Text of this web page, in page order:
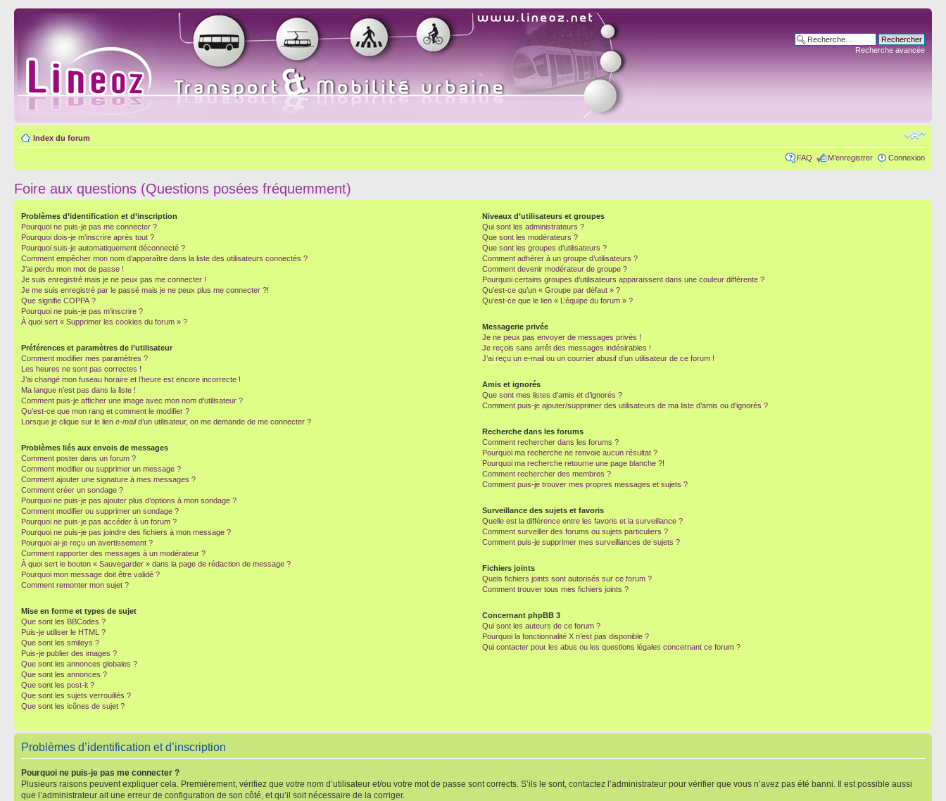
Recherche avancée
Index du forum
FAQ M’enregistrer Connexion
Foire aux questions (Questions posées fréquemment)
Problèmes d’identification et d’inscription
Pourquoi ne puis-je pas me connecter ?
Pourquoi dois-je m’inscrire après tout ?
Pourquoi suis-je automatiquement déconnecté ?
Comment empêcher mon nom d’apparaître dans la liste des utilisateurs connectés ?
J’ai perdu mon mot de passe !
Je suis enregistré mais je ne peux pas me connecter !
Je me suis enregistré par le passé mais je ne peux plus me connecter ?!
Que signifie COPPA ?
Pourquoi ne puis-je pas m’inscrire ?
À quoi sert « Supprimer les cookies du forum » ?
Préférences et paramètres de l’utilisateur
Comment modifier mes paramètres ?
Les heures ne sont pas correctes !
J’ai changé mon fuseau horaire et l’heure est encore incorrecte !
Ma langue n’est pas dans la liste !
Comment puis-je afficher une image avec mon nom d’utilisateur ?
Qu’est-ce que mon rang et comment le modifier ?
Lorsque je clique sur le lien e-maild’un utilisateur, on me demande de me connecter ?
Problèmes liés aux envois de messages
Comment poster dans un forum ?
Comment modifier ou supprimer un message ?
Comment ajouter une signature à mes messages ?
Comment créer un sondage ?
Pourquoi ne puis-je pas ajouter plus d’options à mon sondage ?
Comment modifier ou supprimer un sondage ?
Pourquoi ne puis-je pas accéder à un forum ?
Pourquoi ne puis-je pas joindre des fichiers à mon message ?
Pourquoi ai-je reçu un avertissement ?
Comment rapporter des messages à un modérateur ?
À quoi sert le bouton « Sauvegarder » dans la page de rédaction de message ?
Pourquoi mon message doit être validé ?
Comment remonter mon sujet ?
Mise en forme et types de sujet
Que sont les BBCodes ?
Puis-je utiliser le HTML ?
Que sont les smileys ?
Puis-je publier des images ?
Que sont les annonces globales ?
Que sont les annonces ?
Que sont les post-it ?
Que sont les sujets verrouillés ?
Que sont les icônes de sujet ?
Niveaux d’utilisateurs et groupes
Qui sont les administrateurs ?
Que sont les modérateurs ?
Que sont les groupes d’utilisateurs ?
Comment adhérer à un groupe d’utilisateurs ?
Comment devenir modérateur de groupe ?
Pourquoi certains groupes d’utilisateurs apparaissent dans une couleur différente ?
Qu’est-ce qu’un « Groupe par défaut » ?
Qu’est-ce que le lien « L’équipe du forum » ?
Messagerie privée
Je ne peux pas envoyer de messages privés !
Je reçois sans arrêt des messages indésirables !
J’ai reçu un e-mail ou un courrier abusif d’un utilisateur de ce forum !
Amis et ignorés
Que sont mes listes d’amis et d’ignorés ?
Comment puis-je ajouter/supprimer des utilisateurs de ma liste d’amis ou d’ignorés ?
Recherche dans les forums
Comment rechercher dans les forums ?
Pourquoi ma recherche ne renvoie aucun résultat ?
Pourquoi ma recherche retourne une page blanche ?!
Comment rechercher des membres ?
Comment puis-je trouver mes propres messages et sujets ?
Surveillance des sujets et favoris
Quelle est la différence entre les favoris et la surveillance ?
Comment surveiller des forums ou sujets particuliers ?
Comment puis-je supprimer mes surveillances de sujets ?
Fichiers joints
Quels fichiers joints sont autorisés sur ce forum ?
Comment trouver tous mes fichiers joints ?
Concernant phpBB 3
Qui sont les auteurs de ce forum ?
Pourquoi la fonctionnalité X n’est pas disponible ?
Qui contacter pour les abus ou les questions légales concernant ce forum ?
Problèmes d’identification et d’inscription
Pourquoi ne puis-je pas me connecter ?
Plusieurs raisons peuvent expliquer cela. Premièrement, vérifiez que votre nom d’utilisateur et/ou votre mot de passe sont corrects. S’ils le sont, contactez l’administrateur pour vérifier que vous n’avez pas été banni. Il est possible aussi
que l’administrateur ait une erreur de configuration de son côté, et qu’il soit nécessaire de la corriger.